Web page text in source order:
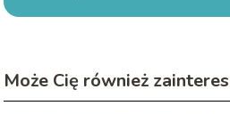
Może Cię również